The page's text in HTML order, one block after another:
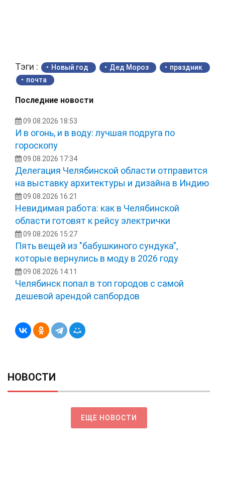
Тэги : Новый год Дед Мороз
праздник
почта
Последние новости
09.08.2026 18:53
И в огонь, и в воду: лучшая подруга по
гороскопу
09.08.2026 17:34
Делегация Челябинской области отправится
на выставку архитектуры и дизайна в Индию
09.08.2026 16:21
Невидимая работа: как в Челябинской
области готовят к рейсу электрички
09.08.2026 15:27
Пять вещей из "бабушкиного сундука",
которые вернулись в моду в 2026 году
09.08.2026 14:11
Челябинск попал в топ городов с самой
дешевой арендой сапбордов
НОВОСТИ
ЕЩЕ НОВОСТИ